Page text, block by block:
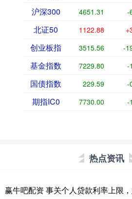
沪深300 4651.31 -
北证50 1122.88
创业板指 3515.56 -
基金指数 7229.80 -
国债指数 229.59 -
期指IC0 7730.00 -
热点资讯
赢牛吧配资 事关个人贷款利率上限